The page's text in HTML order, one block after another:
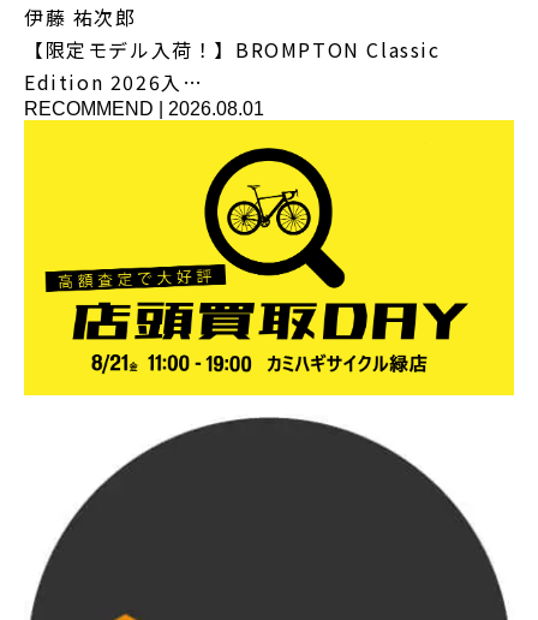
伊藤 祐次郎
【限定モデル入荷！】BROMPTON Classic
Edition 2026入…
RECOMMEND 2026.08.01